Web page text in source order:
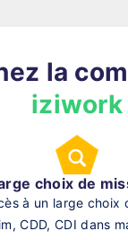
la
iziwork
choix de
à un large choix
CDD, CDI dans